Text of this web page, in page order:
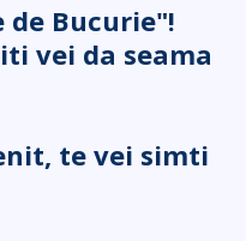
Bucurie"!
vei da seama
te vei simti